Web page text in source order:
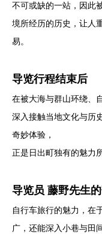
不可或缺的一站，因此
境所经历的历史，让人
易。
导览行程结束后
在被大海与群山环绕、
深入接触当地文化与历
奇妙体验，
正是日出町独有的魅力
导览员 藤野先生
自行车旅行的魅力，在
广，还能深入小巷与田